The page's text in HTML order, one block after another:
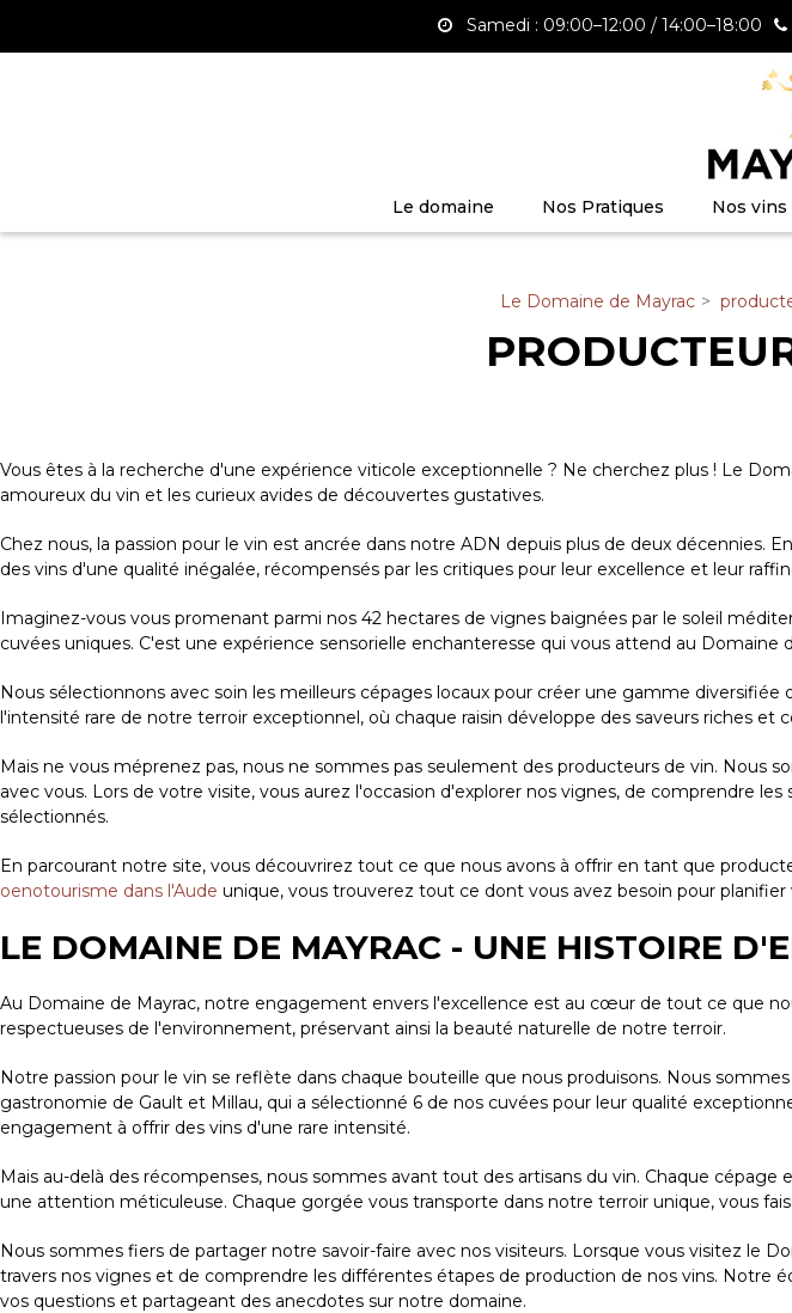
Samedi : 09:00–12:00 / 14:00–18:00
Le domaine Nos Pratiques Nos vins
Le Domaine de Mayrac
Vous êtes à la recherche d'une expérience viticole exceptionnelle ? Ne cherchez plus ! Le
amoureux du vin et les curieux avides de découvertes gustatives.
Chez nous, la passion pour le vin est ancrée dans notre ADN depuis plus de deux
des vins d'une qualité inégalée, récompensés par les critiques pour leur excellence et leur
Imaginez-vous vous promenant parmi nos 42 hectares de vignes baignées par le soleil
cuvées uniques. C'est une expérience sensorielle enchanteresse qui vous attend au Domaine
Nous sélectionnons avec soin les meilleurs cépages locaux pour créer une gamme diversifiée
l'intensité rare de notre terroir exceptionnel, où chaque raisin développe des saveurs riches et
Mais ne vous méprenez pas, nous ne sommes pas seulement des producteurs de vin. Nous
avec vous. Lors de votre visite, vous aurez l'occasion d'explorer nos vignes, de comprendre
sélectionnés.
En parcourant notre site, vous découvrirez tout ce que nous avons à offrir en tant que
oenotourisme dans l'Aude unique, vous trouverez tout ce dont vous avez besoin pour
LE DOMAINE DE MAYRAC - UNE HISTOIRE
Au Domaine de Mayrac, notre engagement envers l'excellence est au cœur de tout ce que
respectueuses de l'environnement, préservant ainsi la beauté naturelle de notre terroir.
Notre passion pour le vin se reflète dans chaque bouteille que nous produisons. Nous
gastronomie de Gault et Millau, qui a sélectionné 6 de nos cuvées pour leur qualité
engagement à offrir des vins d'une rare intensité.
Mais au-delà des récompenses, nous sommes avant tout des artisans du vin. Chaque
une attention méticuleuse. Chaque gorgée vous transporte dans notre terroir unique, vous
Nous sommes fiers de partager notre savoir-faire avec nos visiteurs. Lorsque vous visitez le
travers nos vignes et de comprendre les différentes étapes de production de nos vins. Notre
vos questions et partageant des anecdotes sur notre domaine.